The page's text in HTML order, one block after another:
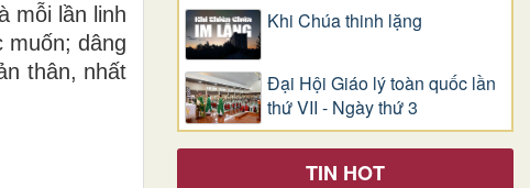
mỗi lần linh
muốn; dâng
thân, nhất
Khi Chúa thinh lặng
Đại Hội Giáo lý toàn quốc lần
thứ VII - Ngày thứ 3
TIN HOT